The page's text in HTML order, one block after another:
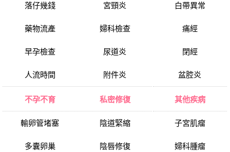
落仔幾錢
藥物流產
早孕檢查
人流時間
宮頸炎
婦科檢查
尿道炎
附件炎
白帶異常
痛經
閉經
盆腔炎
不孕不育
輸卵管堵塞
多囊卵巢
私密修復
陰道緊縮
陰唇修復
其他疾病
子宮肌瘤
婦科腫瘤